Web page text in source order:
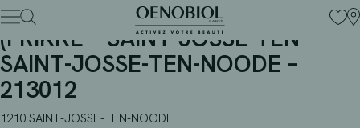
Skip
to
content
PHARMACIE ETOILE DU NORD
(PRIKKE – SAINT-JOSSE-TEN –
SAINT-JOSSE-TEN-NOODE –
213012
1210 SAINT-JOSSE-TEN-NOODE